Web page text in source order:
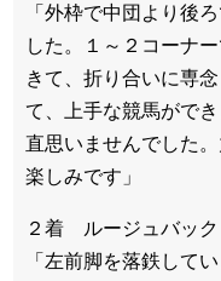
「外枠で中団より後
した。１～２コーナ
きて、折り合いに専
て、上手な競馬がで
直思いませんでした
楽しみです」
２着 ルージュバック
「左前脚を落鉄して